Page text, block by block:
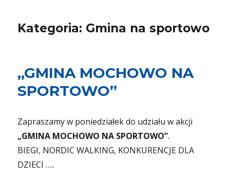
Kategoria: Gmina na sportowo
„GMINA MOCHOWO NA
SPORTOWO”
Zapraszamy w poniedziałek do udziału w akcji
„GMINA MOCHOWO NA SPORTOWO”.
BIEGI, NORDIC WALKING, KONKURENCJE DLA
DZIECI …..